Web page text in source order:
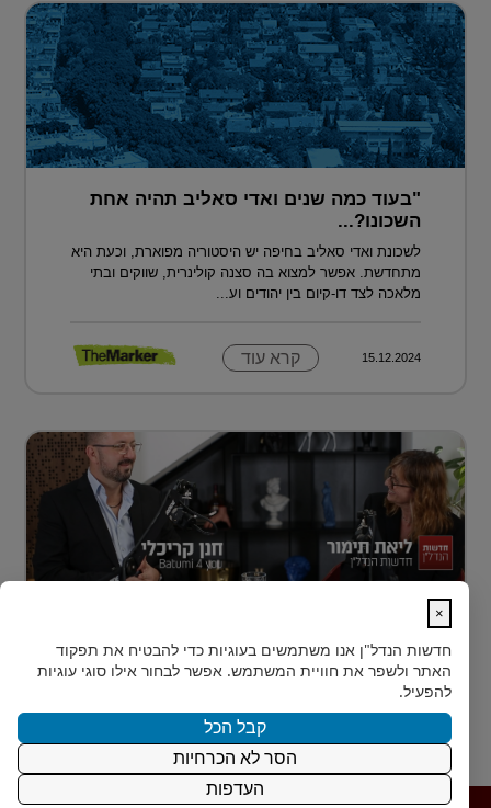
"בעוד כמה שנים ואדי סאליב תהיה אחת
השכונו?...
לשכונת ואדי סאליב בחיפה יש היסטוריה מפוארת, וכעת היא
מתחדשת. אפשר למצוא בה סצנה קולינרית, שווקים ובתי
מלאכה לצד דו-קיום בין יהודים וע...
15.12.2024 קרא עוד
הראשון?
רבים מאיתנו הישראלים חולמים על השקעת נדל״ן – אבל
נתקעים בשלב הראשון.
15.12.2024 קרא עוד
×
חדשות הנדל"ן אנו משתמשים בעוגיות כדי להבטיח את תפקוד
האתר ולשפר את חוויית המשתמש. אפשר לבחור אילו סוגי עוגיות
להפעיל.
קבל הכל
הסר לא הכרחיות
העדפות